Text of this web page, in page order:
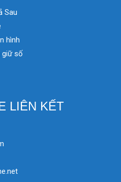
Sau
hình
giữ số
LIÊN KẾT